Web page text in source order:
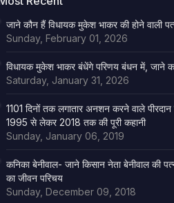
जाने कौन हैं विधायक मुकेश भाकर की होने वाली
Sunday, February 01, 2026
विधायक मुकेश भाकर बंधेंगे परिणय बंधन में, जाने कब
Saturday, January 31, 2026
1101 दिनों तक लगातार अनशन करने वाले पीरदान
1995 से लेकर 2018 तक की पूरी कहानी
Sunday, January 06, 2019
कनिका बेनीवाल- जाने किसान नेता बेनीवाल की
का जीवन परिचय
Sunday, December 09, 2018